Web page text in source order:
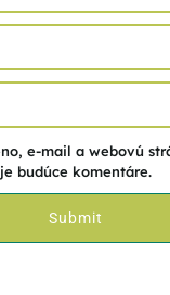
e-mail a webovú
budúce komentáre.